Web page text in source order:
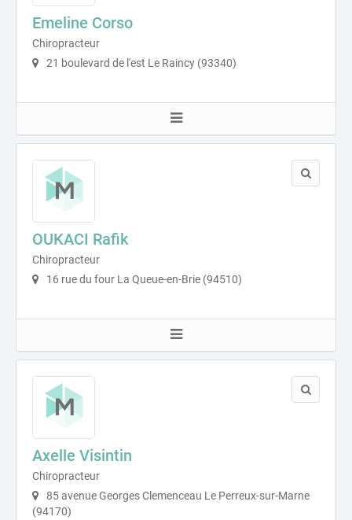
Emeline Corso
Chiropracteur
21 boulevard de l'est Le Raincy (93340)
OUKACI Rafik
Chiropracteur
16 rue du four La Queue-en-Brie (94510)
Axelle Visintin
Chiropracteur
85 avenue Georges Clemenceau Le Perreux-sur-Marne
(94170)